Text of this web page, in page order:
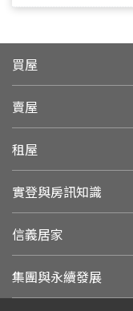
買屋
賣屋
租屋
實登與房訊知識
信義居家
集團與永續發展